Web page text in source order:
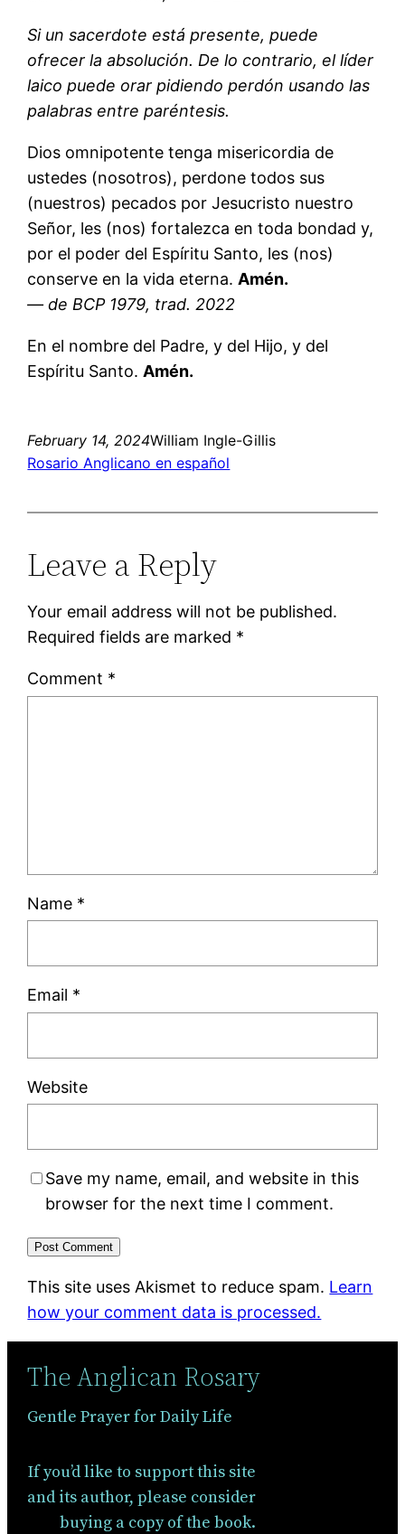
Si un sacerdote está presente, puede
ofrecer la absolución. De lo contrario, el líder
laico puede orar pidiendo perdón usando las
palabras entre paréntesis.
Dios omnipotente tenga misericordia de
ustedes (nosotros), perdone todos sus
(nuestros) pecados por Jesucristo nuestro
Señor, les (nos) fortalezca en toda bondad y,
por el poder del Espíritu Santo, les (nos)
conserve en la vida eterna.Amén.
— de BCP 1979, trad. 2022
En el nombre del Padre, y del Hijo, y del
Espíritu Santo.Amén.
February 14, 2024William Ingle-Gillis
Rosario Anglicano en español
Leave a Reply
Your email address will not be published.
Required fields are marked *
Comment *
Name *
Email *
Website
Save my name, email, and website in this
browser for the next time I comment.
This site uses Akismet to reduce spam. Learn
how your comment data is processed.
The Anglican Rosary
Gentle Prayer for Daily Life
If you’d like to support this site
and its author, please consider
buying a copy of the book.